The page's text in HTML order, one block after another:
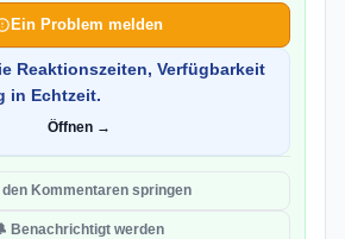
Ein Problem melden
Reaktionszeiten, Verfügbarkeit
in Echtzeit.
Öffnen →
den Kommentaren springen
Benachrichtigt werden